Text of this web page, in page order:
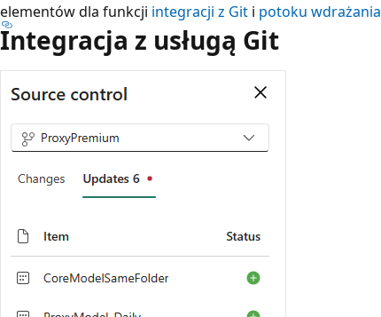
elementów dla funkcji integracji z Git i potoku wdrażania
Integracja z usługą Git